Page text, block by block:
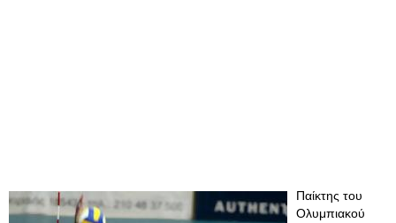
Παίκτης του
Ολυμπιακού